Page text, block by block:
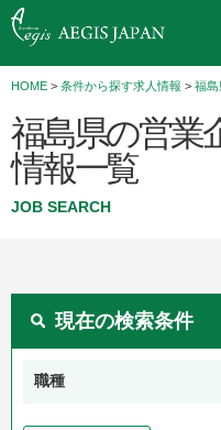
HOME > 条件から探す求人情報 > 福島
福島県の営業
情報一覧
JOB SEARCH
現在の検索条件
職種